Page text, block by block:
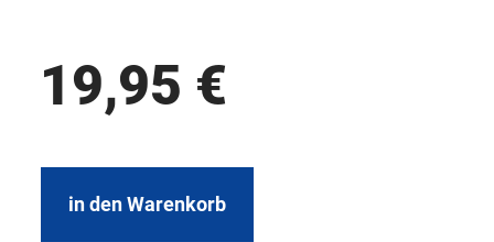
19,95 €
in den Warenkorb